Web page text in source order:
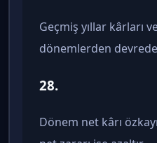
Geçmiş yıllar kârları
dönemlerden
28.
Dönem net kârı